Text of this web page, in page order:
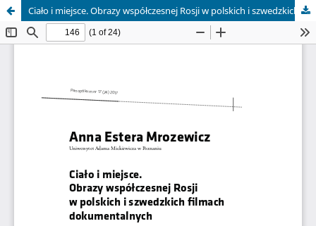
Ciało i miejsce. Obrazy współczesnej Rosji w polskich i szwedzkich filmach dokumentalnych